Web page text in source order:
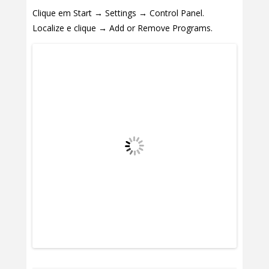
Clique em Start → Settings → Control Panel.
Localize e clique → Add or Remove Programs.